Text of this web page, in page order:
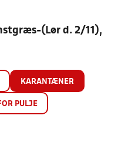
(Lør d. 2/11),
KARANTÆNER
PULJE